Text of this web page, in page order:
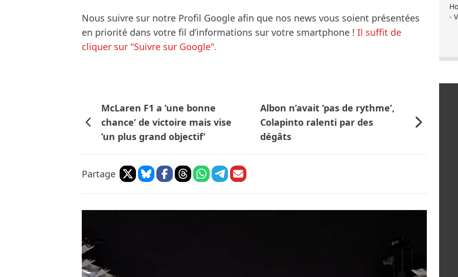
Nous suivre sur notre Profil Google afin que nos news vous soient présentées
en priorité dans votre fil d’informations sur votre smartphone ! Il suffit de
cliquer sur "Suivre sur Google".
McLaren F1 a ’une bonne
chance’ de victoire mais vise
’un plus grand objectif’
Albon n’avait ’pas de rythme’,
Colapinto ralenti par des
dégâts
Partage
-